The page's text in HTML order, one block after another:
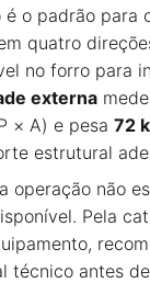
o padrão para
quatro
no forro para
externa mede
× A) e pesa 72
estrutural
operação não
Pela
técnico antes